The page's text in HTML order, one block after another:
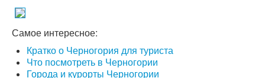
Самое интересное:
Кратко о Черногория для туриста
Что посмотреть в Черногории
Города и курорты Черногории